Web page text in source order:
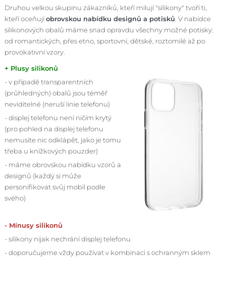
Druhou velkou skupinu zákazníků, kteří milují "silikony" tvoří ti,
kteří oceňujíobrovskou nabídku designů a potisků . V nabídce
silikonových obalů máme snad opravdu všechny možné potisky:
od romantických, přes etno, sportovní, dětské, roztomilé až po
provokativní vzory.
+ Plusy silikonů
- v případě transparentních
(průhledných) obalů jsou téměř
neviditelné (neruší linie telefonu)
- displej telefonu není ničím krytý
(pro pohled na displej telefonu
nemusíte nic odklápět, jako je tomu
třeba u knížkových pouzder)
- máme obrovskou nabídku vzorů a
designů (každý si může
personifikovat svůj mobil podle
svého)
- Mínusy silikonů
- silikony nijak nechrání displej telefonu
- doporučujeme vždy používat v kombinaci s ochranným sklem